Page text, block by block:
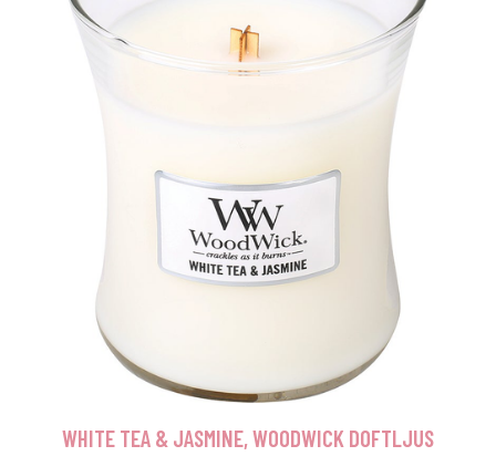
WHITE TEA & JASMINE, WOODWICK DOFTLJUS